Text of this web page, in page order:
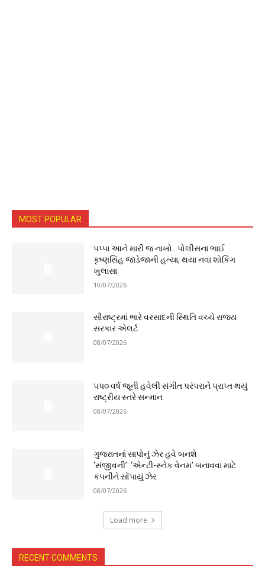
MOST POPULAR
પપ્પા આને મારી જ નાખો.. પોલીસના ભાઈ
કૃષ્ણસિંહ જાડેજાની હત્યા, થયા નવા શોકિંગ
ખુલાસા
10/07/2026
સૌરાષ્ટ્રમાં ભારે વરસાદની સ્થિતિ વચ્ચે રાજ્ય
સરકાર એલર્ટ
08/07/2026
૫૫૦ વર્ષ જૂની હવેલી સંગીત પરંપરાને પ્રાપ્ત થયું
રાષ્ટ્રીય સ્તરે સન્માન
08/07/2026
ગુજરાતનાં સાપોનું ઝેર હવે બનશે
‘સંજીવની’: ‘એન્ટી-સ્નેક વેનમ’ બનાવવા માટે
કંપનીને સોંપાયું ઝેર
08/07/2026
Load more
RECENT COMMENTS